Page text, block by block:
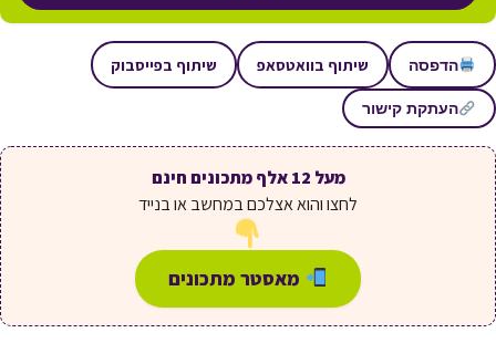
הדפסה שיתוף בוואטסאפ שיתוף בפייסבוק
העתקת קישור
מעל 12 אלף מתכונים חינם
לחצו והוא אצלכם במחשב או בנייד
מאסטר מתכונים